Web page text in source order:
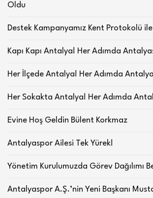
Oldu
Destek Kampanyamız Kent Protokolü
Kapı Kapı Antalya! Her Adımda
Her İlçede Antalya! Her Adımda
Her Sokakta Antalya! Her Adımda
Evine Hoş Geldin Bülent Korkmaz
Antalyaspor Ailesi Tek Yürek!
Yönetim Kurulumuzda Görev Dağılımı
Antalyaspor A.Ş.’nin Yeni Başkanı